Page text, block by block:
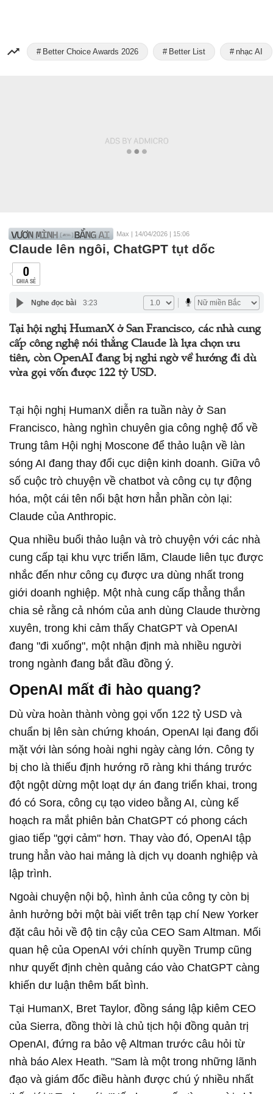
Better Choice Awards 2026 Better List nhạc AI
Max | 14/04/2026 | 15:06
Claude lên ngôi, ChatGPT tụt dốc
0
CHIA SẺ
Nghe đọc bài 3:23
Tại hội nghị HumanX ở San Francisco, các nhà cung
cấp công nghệ nói thẳng Claude là lựa chọn ưu
tiên, còn OpenAI đang bị nghi ngờ về hướng đi dù
vừa gọi vốn được 122 tỷ USD.
Tại hội nghị HumanX diễn ra tuần này ở San
Francisco, hàng nghìn chuyên gia công nghệ đổ về
Trung tâm Hội nghị Moscone để thảo luận về làn
sóng AI đang thay đổi cục diện kinh doanh. Giữa vô
số cuộc trò chuyện về chatbot và công cụ tự động
hóa, một cái tên nổi bật hơn hẳn phần còn lại:
Claude của Anthropic.
Qua nhiều buổi thảo luận và trò chuyện với các nhà
cung cấp tại khu vực triển lãm, Claude liên tục được
nhắc đến như công cụ được ưa dùng nhất trong
giới doanh nghiệp. Một nhà cung cấp thẳng thắn
chia sẻ rằng cả nhóm của anh dùng Claude thường
xuyên, trong khi cảm thấy ChatGPT và OpenAI
đang "đi xuống", một nhận định mà nhiều người
trong ngành đang bắt đầu đồng ý.
OpenAI mất đi hào quang?
Dù vừa hoàn thành vòng gọi vốn 122 tỷ USD và
chuẩn bị lên sàn chứng khoán, OpenAI lại đang đối
mặt với làn sóng hoài nghi ngày càng lớn. Công ty
bị cho là thiếu định hướng rõ ràng khi tháng trước
đột ngột dừng một loạt dự án đang triển khai, trong
đó có Sora, công cụ tạo video bằng AI, cùng kế
hoạch ra mắt phiên bản ChatGPT có phong cách
giao tiếp "gợi cảm" hơn. Thay vào đó, OpenAI tập
trung hẳn vào hai mảng là dịch vụ doanh nghiệp và
lập trình.
Ngoài chuyện nội bộ, hình ảnh của công ty còn bị
ảnh hưởng bởi một bài viết trên tạp chí New Yorker
đặt câu hỏi về độ tin cậy của CEO Sam Altman. Mối
quan hệ của OpenAI với chính quyền Trump cũng
như quyết định chèn quảng cáo vào ChatGPT càng
khiến dư luận thêm bất bình.
Tại HumanX, Bret Taylor, đồng sáng lập kiêm CEO
của Sierra, đồng thời là chủ tịch hội đồng quản trị
OpenAI, đứng ra bảo vệ Altman trước câu hỏi từ
nhà báo Alex Heath. "Sam là một trong những lãnh
đạo và giám đốc điều hành được chú ý nhiều nhất